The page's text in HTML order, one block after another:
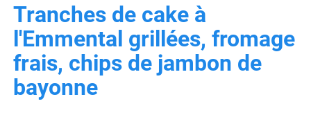
Tranches de cake à
l'Emmental grillées, fromage
frais, chips de jambon de
bayonne